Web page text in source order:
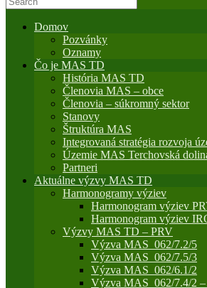
Domov
Pozvánky
Oznamy
Čo je MAS TD
História MAS TD
Členovia MAS – obce
Členovia – súkromný sektor
Stanovy
Štruktúra MAS
Integrovaná stratégia rozvoja
Územie MAS Terchovská
Partneri
Aktuálne výzvy MAS TD
Harmonogramy výziev
Harmonogram výziev
Harmonogram výziev
Výzvy MAS TD – PRV
Výzva MAS_062/7.2/5
Výzva MAS_062/7.5/3
Výzva MAS_062/6.1/2
Výzva MAS_062/7.4/2 –